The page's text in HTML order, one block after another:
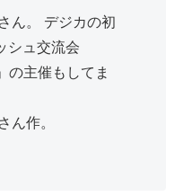
ん。 デジカの初
シュ交流会
の主催もしてま
ん作。